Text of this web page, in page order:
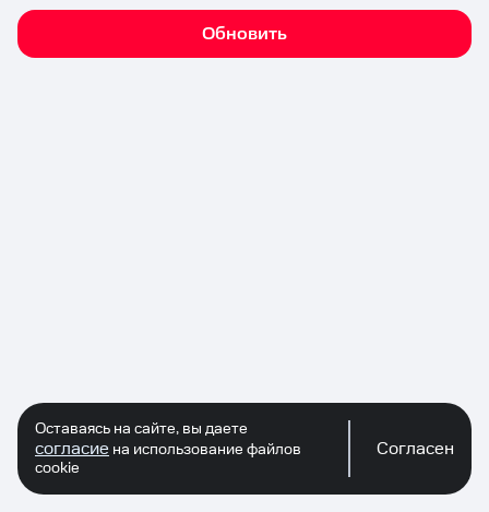
Обновить
Оставаясь на сайте, вы даете
согласие на использование файлов
cookie
Согласен